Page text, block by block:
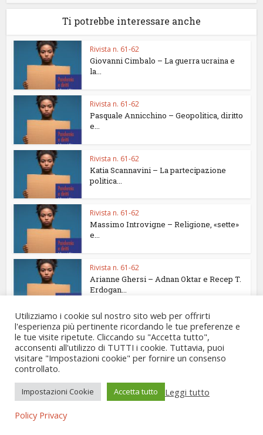
Ti potrebbe interessare anche
Rivista n. 61-62
Giovanni Cimbalo – La guerra ucraina e
la...
Rivista n. 61-62
Pasquale Annicchino – Geopolitica, diritto
e...
Rivista n. 61-62
Katia Scannavini – La partecipazione
politica...
Rivista n. 61-62
Massimo Introvigne – Religione, «sette»
e...
Rivista n. 61-62
Arianne Ghersi – Adnan Oktar e Recep T.
Erdogan...
Rivista n. 61-62 • Testimonianze
Silvio Ferrari, Silvia Baldassarre – La...
Info sull'autore
Utilizziamo i cookie sul nostro sito web per offrirti
l'esperienza più pertinente ricordando le tue preferenze e
le tue visite ripetute. Cliccando su "Accetta tutto",
acconsenti all'utilizzo di TUTTI i cookie. Tuttavia, puoi
visitare "Impostazioni cookie" per fornire un consenso
controllato.
Impostazioni Cookie Accetta tutto
Leggi tutto
Policy Privacy